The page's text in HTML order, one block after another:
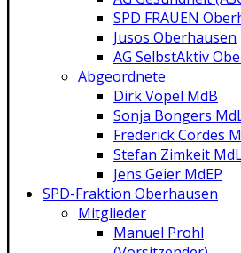
SPD FRAUEN
Jusos Oberhausen
AG SelbstAktiv
Abgeordnete
Dirk Vöpel MdB
Sonja Bongers
Frederick Cordes
Stefan Zimkeit
Jens Geier MdEP
SPD-Fraktion Oberhausen
Mitglieder
Manuel Prohl